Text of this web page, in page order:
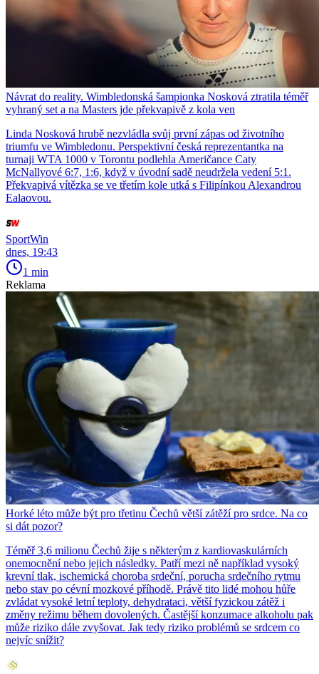
Návrat do reality. Wimbledonská šampionka Nosková ztratila téměř
vyhraný set a na Masters jde překvapivě z kola ven
Linda Nosková hrubě nezvládla svůj první zápas od životního
triumfu ve Wimbledonu. Perspektivní česká reprezentantka na
turnaji WTA 1000 v Torontu podlehla Američance Caty
McNallyové 6:7, 1:6, když v úvodní sadě neudržela vedení 5:1.
Překvapivá vítězka se ve třetím kole utká s Filipínkou Alexandrou
Ealaovou.
SportWin
dnes, 19:43
1 min
Reklama
Horké léto může být pro třetinu Čechů větší zátěží pro srdce. Na co
si dát pozor?
Téměř 3,6 milionu Čechů žije s některým z kardiovaskulárních
onemocnění nebo jejich následky. Patří mezi ně například vysoký
krevní tlak, ischemická choroba srdeční, porucha srdečního rytmu
nebo stav po cévní mozkové příhodě. Právě tito lidé mohou hůře
zvládat vysoké letní teploty, dehydrataci, větší fyzickou zátěž i
změny režimu během dovolených. Častější konzumace alkoholu pak
může riziko dále zvyšovat. Jak tedy riziko problémů se srdcem co
nejvíc snížit?